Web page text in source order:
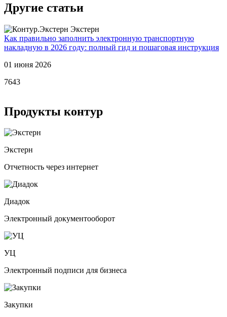
Другие статьи
Экстерн
Как правильно заполнить электронную транспортную
накладную в 2026 году: полный гид и пошаговая инструкция
01 июня 2026
7643
Продукты контур
Экстерн
Отчетность через интернет
Диадок
Электронный документооборот
УЦ
Электронный подписи для бизнеса
Закупки